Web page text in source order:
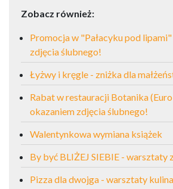
Zobacz również:
Promocja w "Pałacyku pod
zdjęcia ślubnego!
Łyżwy i kręgle - zniżka dla
Rabat w restauracji Botanika
okazaniem zdjęcia ślubnego!
Walentynkowa wymiana książek
By być BLIŻEJ SIEBIE - warsztaty
Pizza dla dwojga - warsztaty